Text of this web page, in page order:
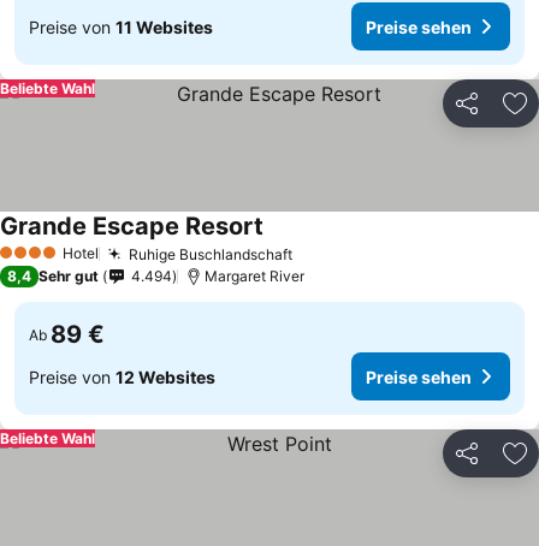
Preise von 11 Websites Preise sehen
Teilen
Beliebte Wahl
4 Sterne Hotel Ruhige Buschlandschaft
Grande Escape Resort
8,4 Sehr gut 4.494 Margaret River
Ab 89 €
Preise von 12 Websites Preise sehen
Teilen
Beliebte Wahl